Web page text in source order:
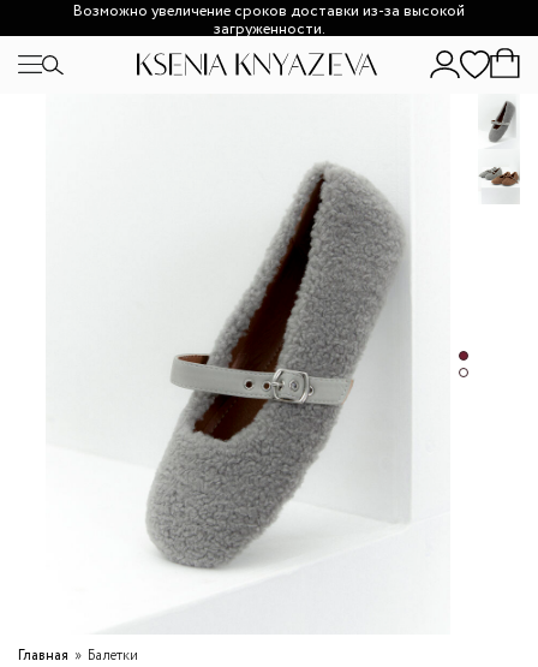
Возможно увеличение сроков доставки из-за высокой
загруженности.
Главная Балетки